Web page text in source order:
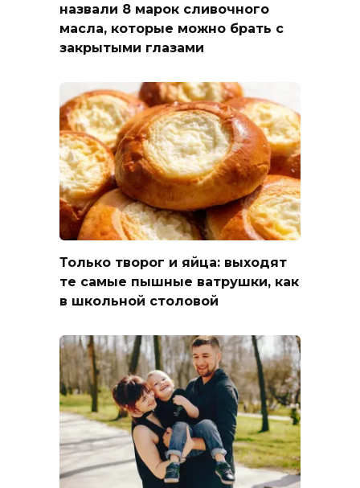
назвали 8 марок сливочного
масла, которые можно брать с
закрытыми глазами
Только творог и яйца: выходят
те самые пышные ватрушки, как
в школьной столовой